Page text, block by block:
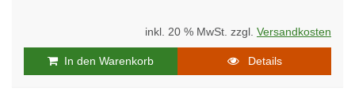
inkl. 20 % MwSt. zzgl. Versandkosten
In den Warenkorb Details